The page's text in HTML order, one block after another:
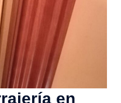
en